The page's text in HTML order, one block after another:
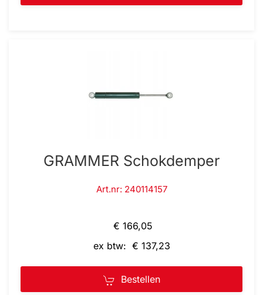
GRAMMER Schokdemper
Art.nr: 240114157
€ 166,05
ex btw: € 137,23
Bestellen